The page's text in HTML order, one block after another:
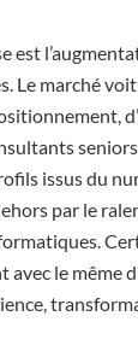
est
Le marché
issus du
par le
avec le même